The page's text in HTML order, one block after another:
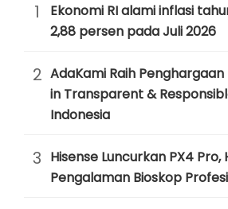
1
Ekonomi RI alami inflasi
2,88 persen pada Juli 2026
2 AdaKami Raih
in Transparent &
Indonesia
3 Hisense Luncurkan PX4 Pro,
Pengalaman Bioskop